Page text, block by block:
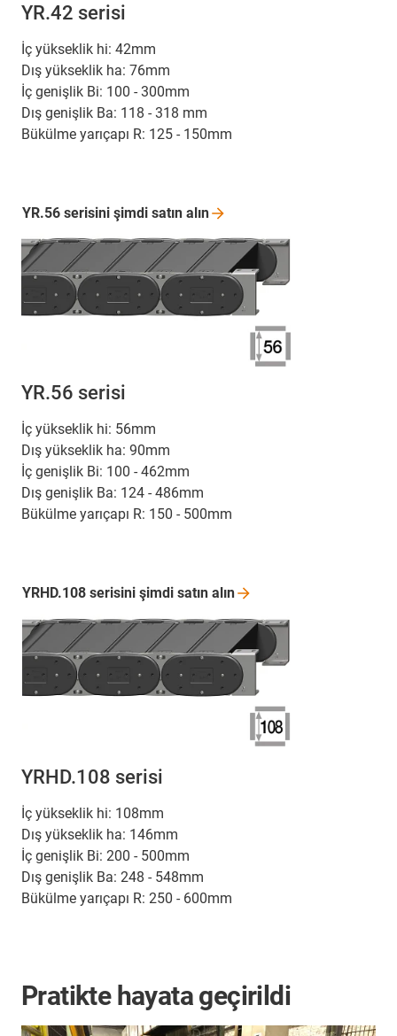
YR.42 serisi
İç yükseklik hi: 42mm
Dış yükseklik ha: 76mm
İç genişlik Bi: 100 - 300mm
Dış genişlik Ba: 118 - 318 mm
Bükülme yarıçapı R: 125 - 150mm
YR.56 serisi
İç yükseklik hi: 56mm
Dış yükseklik ha: 90mm
İç genişlik Bi: 100 - 462mm
Dış genişlik Ba: 124 - 486mm
Bükülme yarıçapı R: 150 - 500mm
YR.56 serisini şimdi satın alın
YRHD.108 serisi
İç yükseklik hi: 108mm
Dış yükseklik ha: 146mm
İç genişlik Bi: 200 - 500mm
Dış genişlik Ba: 248 - 548mm
Bükülme yarıçapı R: 250 - 600mm
YRHD.108 serisini şimdi satın alın
Pratikte hayata geçirildi